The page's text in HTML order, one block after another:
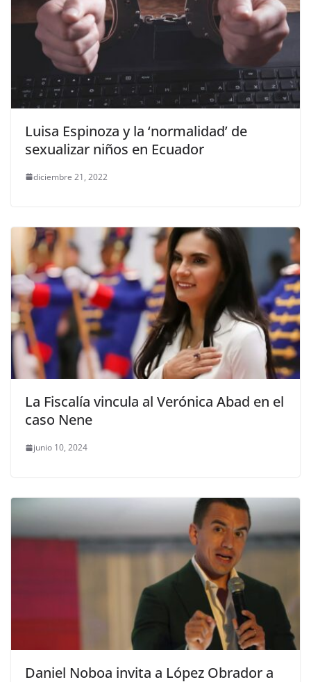
Luisa Espinoza y la ‘normalidad’ de
sexualizar niños en Ecuador
diciembre 21, 2022
La Fiscalía vincula al Verónica Abad en el
caso Nene
junio 10, 2024
Daniel Noboa invita a López Obrador a